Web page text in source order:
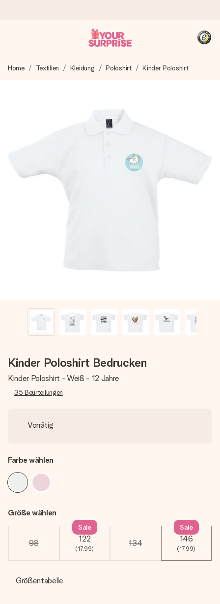
Wir bereiten dein Geschenk sorgfältig vor und schicken es
4,8 (basierend auf +15.000 Bewertungen)
4,8 bei Google Reviews (Gesamtergebnis aller Länder, in
Home Textilien Kleidung Poloshirt Kinder Poloshirt
Kinder Poloshirt Bedrucken
Kinder Poloshirt - Weiß - 12 Jahre
35 Beurteilungen
Vorrätig
Farbe wählen
Größe wählen
98 122
(17,99)
Sale
134 146
(17,99)
Sale
Größentabelle